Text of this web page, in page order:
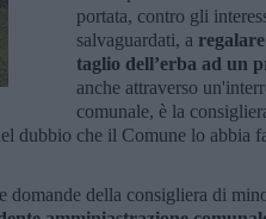
portata, contro gli
salvaguardati, a
taglio dell’erba ad un
anche attraverso
comunale, è la
dubbio che il Comune lo abbia
della consigliera di